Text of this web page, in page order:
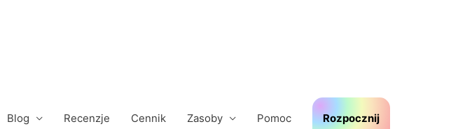
Blog Recenzje Cennik Zasoby Pomoc Rozpocznij